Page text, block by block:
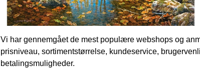
Vi har gennemgået de mest populære webshops og
prisniveau, sortimentstørrelse, kundeservice,
betalingsmuligheder.